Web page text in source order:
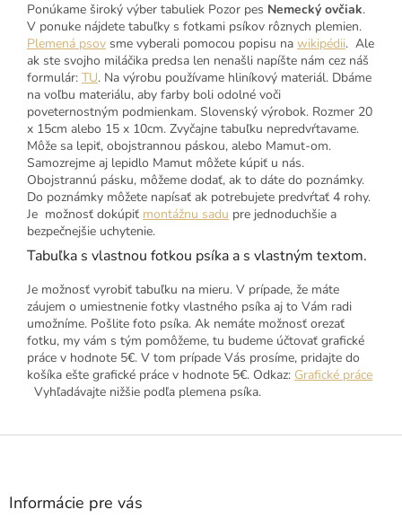
Ponúkame široký výber tabuliek Pozor pes Nemecký ovčiak.
V ponuke nájdete tabuľky s fotkami psíkov rôznych plemien.
Plemená psov sme vyberali pomocou popisu na wikipédii. Ale
ak ste svojho miláčika predsa len nenašli napíšte nám cez náš
formulár: TU. Na výrobu používame hliníkový materiál. Dbáme
na voľbu materiálu, aby farby boli odolné voči
poveternostným podmienkam. Slovenský výrobok. Rozmer 20
x 15cm alebo 15 x 10cm. Zvyčajne tabuľku nepredvŕtavame.
Môže sa lepiť, obojstrannou páskou, alebo Mamut-om.
Samozrejme aj lepidlo Mamut môžete kúpiť u nás.
Obojstrannú pásku, môžeme dodať, ak to dáte do poznámky.
Do poznámky môžete napísať ak potrebujete predvŕtať 4 rohy.
Je možnosť dokúpiť montážnu sadu pre jednoduchšie a
bezpečnejšie uchytenie.
Tabuľka s vlastnou fotkou psíka a s vlastným textom.
Je možnosť vyrobiť tabuľku na mieru. V prípade, že máte
záujem o umiestnenie fotky vlastného psíka aj to Vám radi
umožníme. Pošlite foto psíka. Ak nemáte možnosť orezať
fotku, my vám s tým pomôžeme, tu budeme účtovať grafické
práce v hodnote 5€. V tom prípade Vás prosíme, pridajte do
košíka ešte grafické práce v hodnote 5€. Odkaz: Grafické práce
Vyhľadávajte nižšie podľa plemena psíka.
Z
Informácie pre vás